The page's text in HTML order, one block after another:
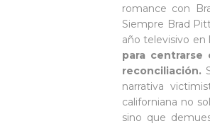
romance con
Siempre Brad
año televisivo en
para
reconciliación.
narrativa
californiana no
sino que